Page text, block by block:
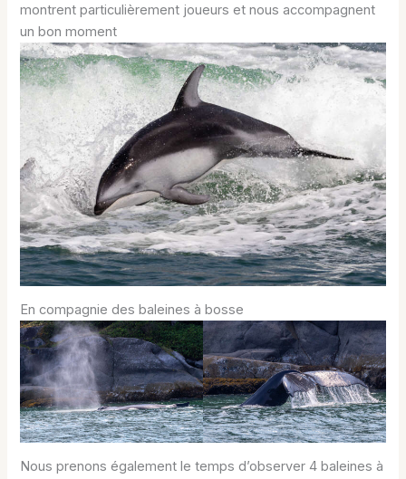
montrent particulièrement joueurs et nous accompagnent
un bon moment
En compagnie des baleines à bosse
Nous prenons également le temps d’observer 4 baleines à